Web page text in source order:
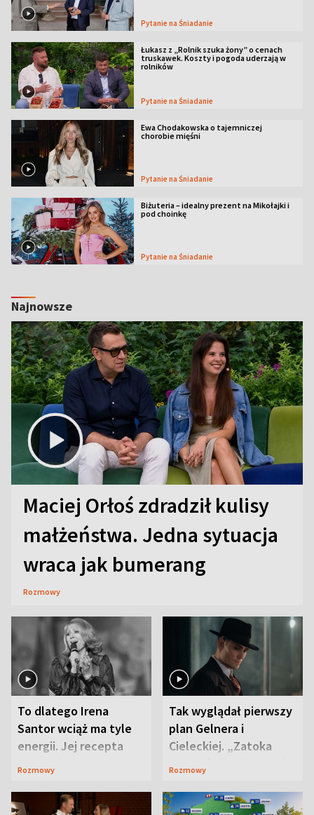
Pytanie na Śniadanie
Łukasz z „Rolnik szuka żony” o cenach
truskawek. Koszty i pogoda uderzają w
rolników
Pytanie na Śniadanie
Ewa Chodakowska o tajemniczej
chorobie mięśni
Pytanie na Śniadanie
Biżuteria – idealny prezent na Mikołajki i
pod choinkę
Pytanie na Śniadanie
Najnowsze
Maciej Orłoś zdradził kulisy
małżeństwa. Jedna sytuacja
wraca jak bumerang
Rozmowy
To dlatego Irena
Santor wciąż ma tyle
energii. Jej recepta
jest zaskakująco
Rozmowy
Tak wyglądał pierwszy
plan Gelnera i
Cieleckiej. „Zatoka
szpiegów” od razu ich
Rozmowy